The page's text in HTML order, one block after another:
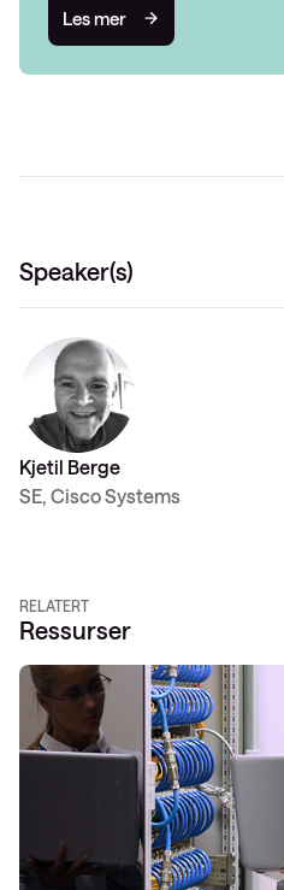
Les mer
Speaker(s)
Kjetil Berge
SE, Cisco Systems
RELATERT
Ressurser